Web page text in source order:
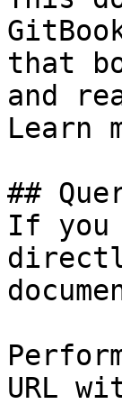
that
and
Learn
##
If you
URL